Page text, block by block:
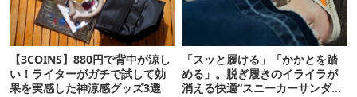
【3COINS】880円で背中が涼し
い！ライターがガチで試して効
果を実感した神涼感グッズ3選
「スッと履ける」「かかとを踏
める」。脱ぎ履きのイライラが
消える快適“スニーカーサンダ